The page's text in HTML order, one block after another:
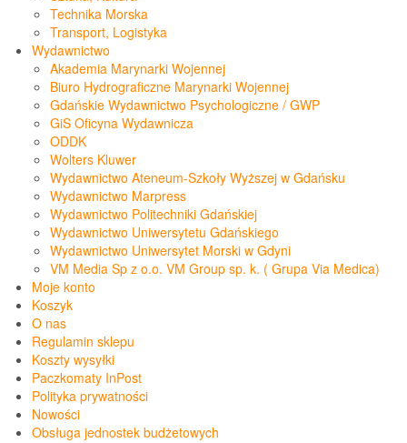
Technika Morska
Transport, Logistyka
Wydawnictwo
Akademia Marynarki Wojennej
Biuro Hydrograficzne Marynarki Wojennej
Gdańskie Wydawnictwo Psychologiczne / GWP
GiS Oficyna Wydawnicza
ODDK
Wolters Kluwer
Wydawnictwo Ateneum-Szkoły Wyższej w Gdańsku
Wydawnictwo Marpress
Wydawnictwo Politechniki Gdańskiej
Wydawnictwo Uniwersytetu Gdańskiego
Wydawnictwo Uniwersytet Morski w Gdyni
VM Media Sp z o.o. VM Group sp. k. ( Grupa Via Medica)
Moje konto
Koszyk
O nas
Regulamin sklepu
Koszty wysyłki
Paczkomaty InPost
Polityka prywatności
Nowości
Obsługa jednostek budżetowych